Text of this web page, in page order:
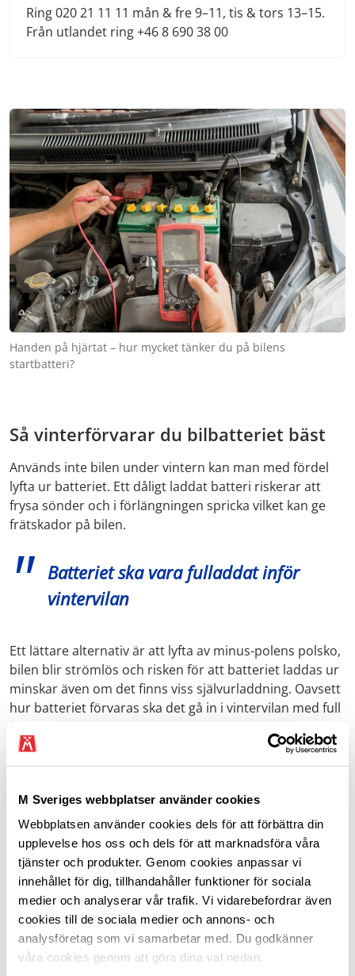
M Sveriges webbplatser använder cookies
Webbplatsen använder cookies dels för att förbättra din
upplevelse hos oss och dels för att marknadsföra våra
tjänster och produkter. Genom cookies anpassar vi
innehållet för dig, tillhandahåller funktioner för sociala
medier och analyserar vår trafik. Vi vidarebefordrar även
cookies till de sociala medier och annons- och
analysföretag som vi samarbetar med. Du godkänner
våra cookies genom att göra dina val nedan.
Ring 020 21 11 11 mån & fre 9–11, tis & tors 13–15.
Från utlandet ring +46 8 690 38 00
Handen på hjärtat – hur mycket tänker du på bilens
startbatteri?
Så vinterförvarar du bilbatteriet bäst
Används inte bilen under vintern kan man med fördel
lyfta ur batteriet. Ett dåligt laddat batteri riskerar att
frysa sönder och i förlängningen spricka vilket kan ge
frätskador på bilen.
Batteriet ska vara fulladdat inför
vintervilan
Ett lättare alternativ är att lyfta av minus-polens polsko,
bilen blir strömlös och risken för att batteriet laddas ur
minskar även om det finns viss självurladdning. Oavsett
hur batteriet förvaras ska det gå in i vintervilan med full
laddning.
Varje gång batteriet laddas sliter det på blyplattornas
legering, till slut kan batteriet inte bibehålla laddningen.
I batterier som står med dålig laddning bildas blysulfat
på blyplattorna (sulfatering) och batteriet håller inte
laddningen. Sulfateringen kan stoppas genom att man
laddar batteriet med låg ström under en längre tid, det
finns laddare som motverkar sulfatering.